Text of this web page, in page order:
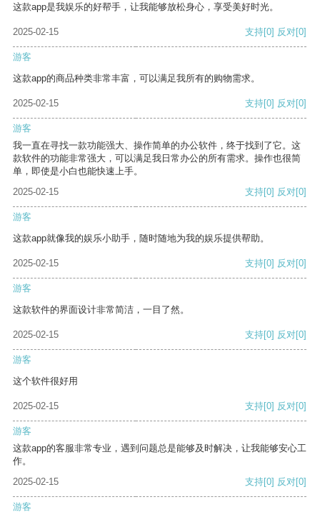
这款app是我娱乐的好帮手，让我能够放松身心，享受美好时光。
2025-02-15 支持[0] 反对[0]
游客
这款app的商品种类非常丰富，可以满足我所有的购物需求。
2025-02-15 支持[0] 反对[0]
游客
我一直在寻找一款功能强大、操作简单的办公软件，终于找到了它。这
款软件的功能非常强大，可以满足我日常办公的所有需求。操作也很简
单，即使是小白也能快速上手。
2025-02-15
支持[0] 反对[0]
游客
这款app就像我的娱乐小助手，随时随地为我的娱乐提供帮助。
2025-02-15 支持[0] 反对[0]
游客
这款软件的界面设计非常简洁，一目了然。
2025-02-15 支持[0] 反对[0]
游客
这个软件很好用
2025-02-15 支持[0] 反对[0]
游客
这款app的客服非常专业，遇到问题总是能够及时解决，让我能够安心工
作。
2025-02-15
支持[0] 反对[0]
游客